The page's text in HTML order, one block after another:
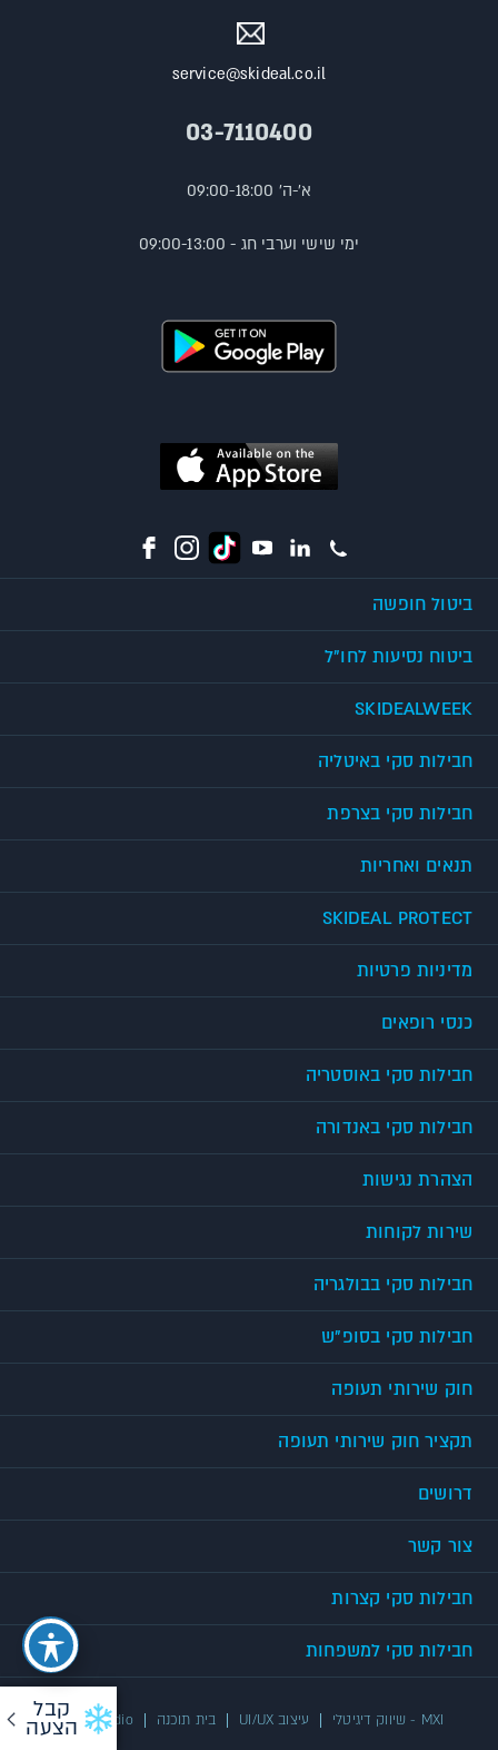
קבל
הצעה
service@skideal.co.il
03-7110400
א'-ה' 09:00-18:00
ימי שישי וערבי חג - 09:00-13:00
ביטול חופשה
ביטוח נסיעות לחו"ל
SKIDEALWEEK
חבילות סקי באיטליה
חבילות סקי בצרפת
תנאים ואחריות
SKIDEAL PROTECT
מדיניות פרטיות
כנסי רופאים
חבילות סקי באוסטריה
חבילות סקי באנדורה
הצהרת נגישות
שירות לקוחות
חבילות סקי בבולגריה
חבילות סקי בסופ"ש
חוק שירותי תעופה
תקציר חוק שירותי תעופה
דרושים
צור קשר
חבילות סקי קצרות
חבילות סקי למשפחות
UX/UI Studio בית תוכנה עיצוב UI/UX MXI - שיווק דיגיטלי